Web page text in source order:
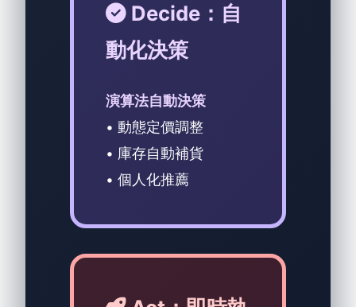
Decide：自
動化決策
演算法自動決策
• 動態定價調整
• 庫存自動補貨
• 個人化推薦